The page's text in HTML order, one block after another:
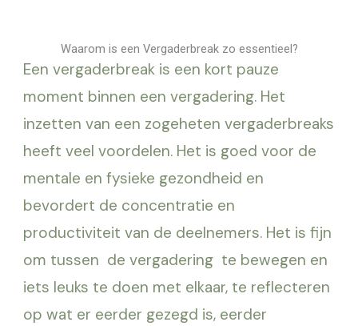
Waarom is een Vergaderbreak zo essentieel?
Een vergaderbreak is een kort pauze
moment binnen een vergadering. Het
inzetten van een zogeheten vergaderbreaks
heeft veel voordelen. Het is goed voor de
mentale en fysieke gezondheid en
bevordert de concentratie en
productiviteit van de deelnemers. Het is fijn
om tussen de vergadering te bewegen en
iets leuks te doen met elkaar, te reflecteren
op wat er eerder gezegd is, eerder